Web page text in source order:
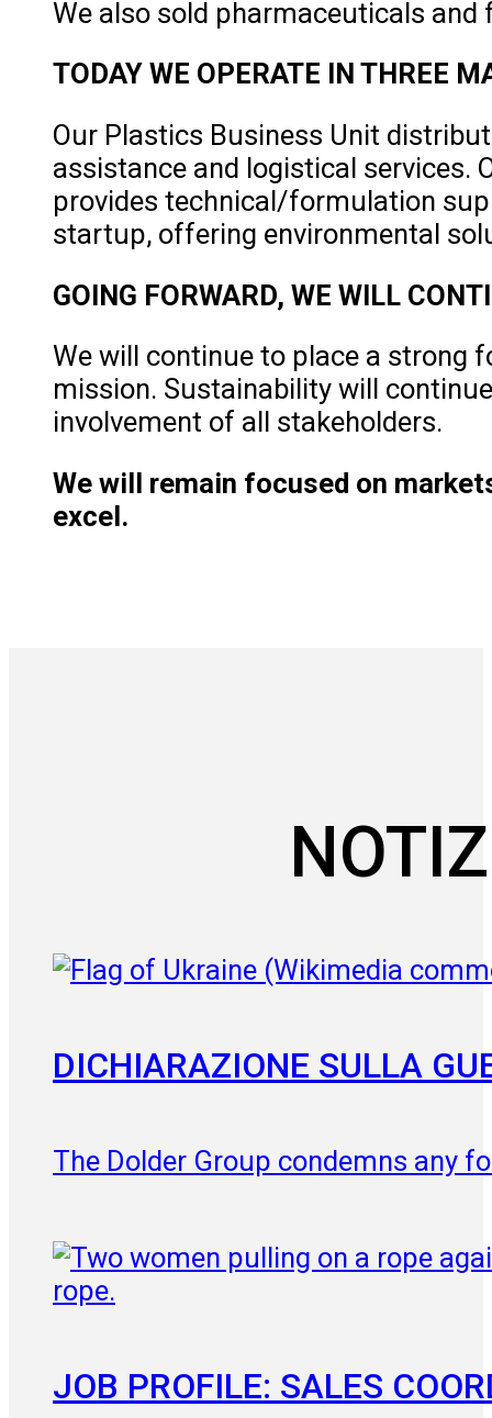
We also sold pharmaceuticals and
TODAY WE OPERATE IN THREE
Our Plastics Business Unit
assistance and logistical services.
provides technical/formulation
startup, offering environmental
GOING FORWARD, WE WILL
We will continue to place a strong
mission. Sustainability will
involvement of all stakeholders.
We will remain focused on
excel.
DICHIARAZIONE SULLA
The Dolder Group condemns any
JOB PROFILE: SALES